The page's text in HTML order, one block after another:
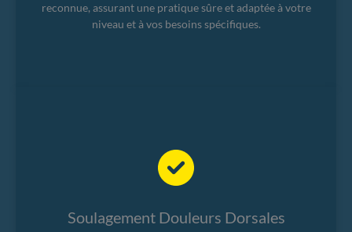
reconnue, assurant une pratique sûre et adaptée à votre
niveau et à vos besoins spécifiques.
Soulagement Douleurs Dorsales